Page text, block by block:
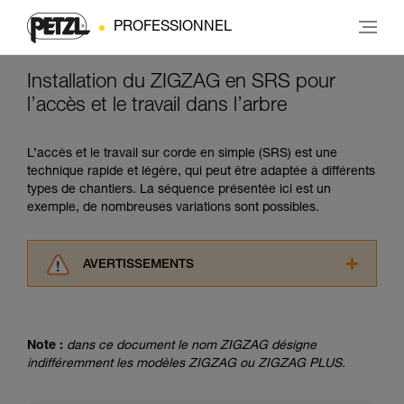
PROFESSIONNEL
Installation du ZIGZAG en SRS pour
l’accès et le travail dans l’arbre
L’accès et le travail sur corde en simple (SRS) est une
technique rapide et légère, qui peut être adaptée à différents
types de chantiers. La séquence présentée ici est un
exemple, de nombreuses variations sont possibles.
AVERTISSEMENTS
informations de la notice technique pour
pouvoir comprendre ce complément
Note : dans ce document le nom ZIGZAG désigne
indifféremment les modèles ZIGZAG ou ZIGZAG PLUS.